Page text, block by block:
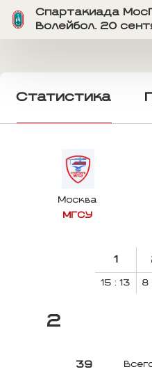
Спартакиада
Волейбол. 20
Статистика
Москва
МГСУ
1
15 : 13 8
2
39